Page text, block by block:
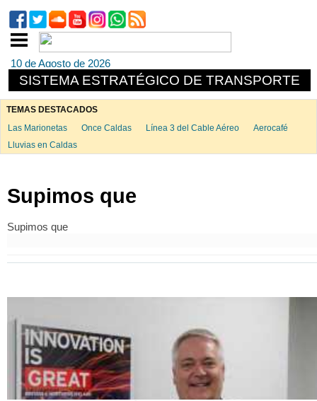
10 de Agosto de 2026
SISTEMA ESTRATÉGICO DE TRANSPORTE
TEMAS DESTACADOS
Las Marionetas
Once Caldas Línea 3 del Cable Aéreo
Aerocafé
Lluvias en Caldas
Supimos que
Supimos que